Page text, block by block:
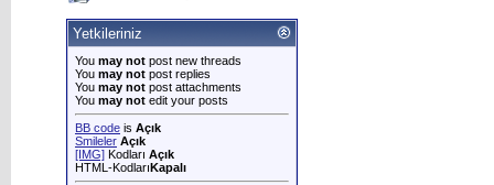
Yetkileriniz
You may not post new threads
You may not post replies
You may not post attachments
You may not edit your posts
BB code is Açık
Smileler Açık
[IMG] Kodları Açık
HTML-KodlarıKapalı